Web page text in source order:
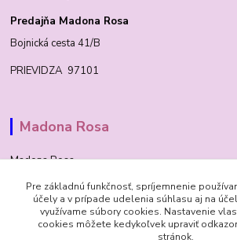
Predajňa Madona Rosa
Bojnická cesta 41/B
PRIEVIDZA 97101
Madona Rosa
Madona Rosa
Richard
+421 905 276 211
Pre základnú funkčnosť, spríjemnenie
účely a v prípade udelenia súhlasu aj na
využívame súbory cookies. Nastavenie
cookies môžete kedykoľvek upraviť
stránok.